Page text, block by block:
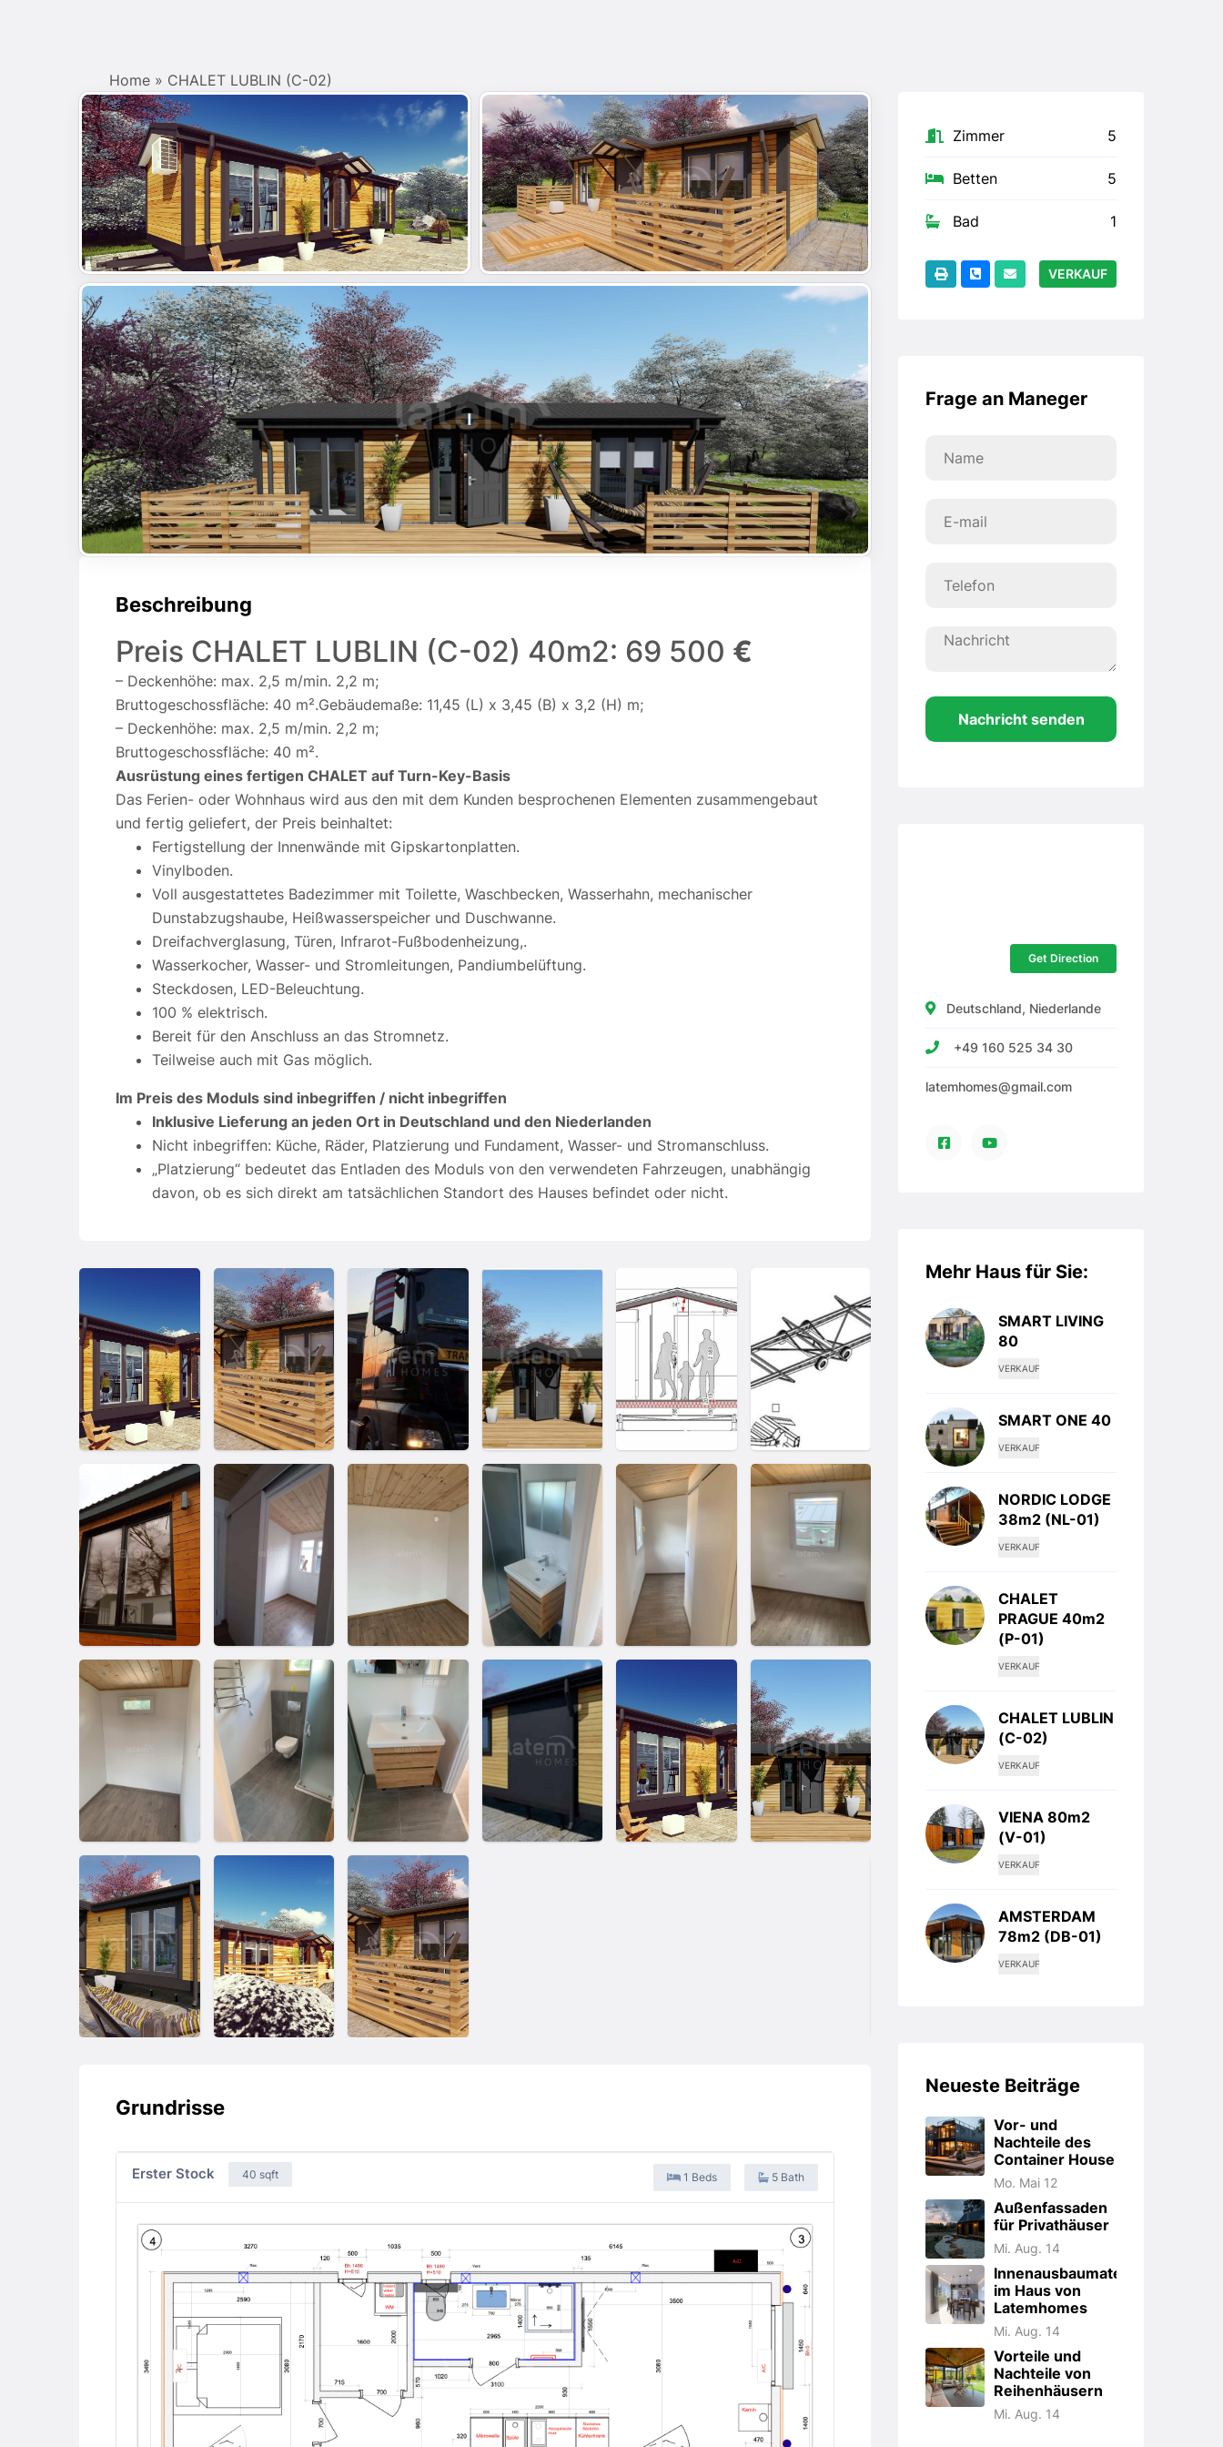
Home » CHALET LUBLIN (C-02)
Beschreibung
Preis CHALET LUBLIN (C-02) 40m2: 69 500 €
– Deckenhöhe: max. 2,5 m/min. 2,2 m;
Bruttogeschossfläche: 40 m².Gebäudemaße: 11,45 (L) x 3,45 (B) x 3,2 (H) m;
– Deckenhöhe: max. 2,5 m/min. 2,2 m;
Bruttogeschossfläche: 40 m².
Ausrüstung eines fertigen CHALET auf Turn-Key-Basis
​​Das Ferien- oder Wohnhaus wird aus den mit dem Kunden besprochenen Elementen zusammengebaut
und fertig geliefert, der Preis beinhaltet:
Fertigstellung der Innenwände mit Gipskartonplatten.
Vinylboden.
Voll ausgestattetes Badezimmer mit Toilette, Waschbecken, Wasserhahn, mechanischer
Dunstabzugshaube, Heißwasserspeicher und Duschwanne.
Dreifachverglasung, Türen, Infrarot-Fußbodenheizung,.
Wasserkocher, Wasser- und Stromleitungen, Pandiumbelüftung.
Steckdosen, LED-Beleuchtung.
100 % elektrisch.
Bereit für den Anschluss an das Stromnetz.
Teilweise auch mit Gas möglich.
Im Preis des Moduls sind inbegriffen / nicht inbegriffen
Inklusive Lieferung an jeden Ort in Deutschland und den Niederlanden
Nicht inbegriffen: Küche, Räder, Platzierung und Fundament, Wasser- und Stromanschluss.
„Platzierung“ bedeutet das Entladen des Moduls von den verwendeten Fahrzeugen, unabhängig
davon, ob es sich direkt am tatsächlichen Standort des Hauses befindet oder nicht.
Grundrisse
Erster Stock 40 sqft 5 Bath
1 Beds
Zimmer 5
Betten 5
Bad 1
VERKAUF
Frage an Maneger
Nachricht senden
Get Direction
Deutschland, Niederlande
+49 160 525 34 30
latemhomes@gmail.com
Mehr Haus für Sie:
SMART LIVING
80
VERKAUF
SMART ONE 40
VERKAUF
NORDIC LODGE
38m2 (NL-01)
VERKAUF
CHALET
PRAGUE 40m2
(P-01)
VERKAUF
CHALET LUBLIN
(C-02)
VERKAUF
VIENA 80m2
(V-01)
VERKAUF
AMSTERDAM
78m2 (DB-01)
VERKAUF
Neueste Beiträge
Vor- und
Nachteile des
Container House
Mo. Mai 12
Außenfassaden
für Privathäuser
Mi. Aug. 14
Innenausbaumaterialien
im Haus von
Latemhomes
Mi. Aug. 14
Vorteile und
Nachteile von
Reihenhäusern
Mi. Aug. 14